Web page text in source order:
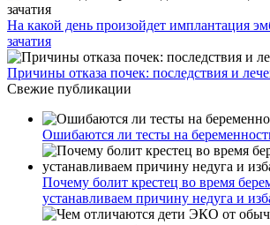
На какой день произойдет имплантация
зачатия
Причины отказа почек: последствия и
Свежие публикации
Ошибаются ли тесты на
Почему болит крестец во время
устанавливаем причину недуга и